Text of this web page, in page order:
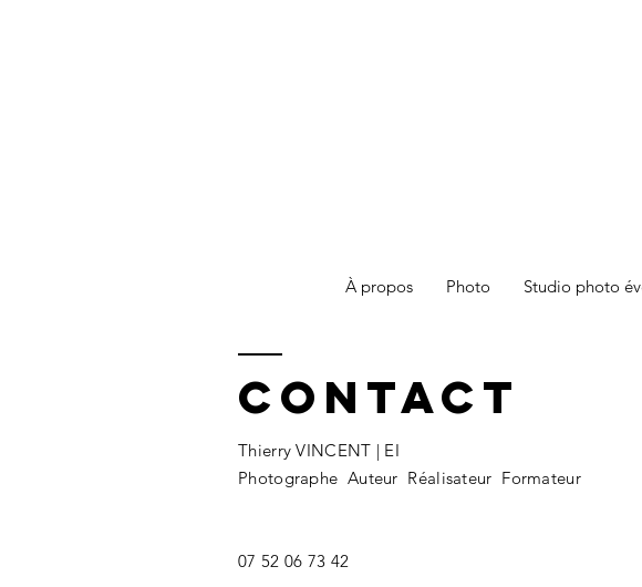
À propos Photo Studio photo
Contact
Thierry VINCENT | EI
Photographe Auteur Réalisateur Formateur
07 52 06 73 42